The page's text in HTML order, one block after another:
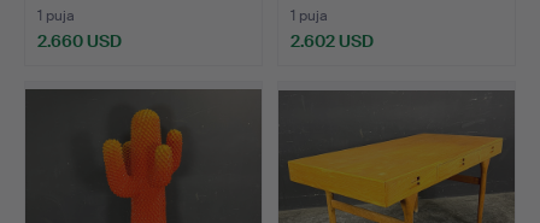
1 puja
2.660 USD
1 puja
2.602 USD